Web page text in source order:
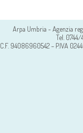
Arpa Umbria - Agenzia
Tel.
C.F. 94086960542 – P.IVA